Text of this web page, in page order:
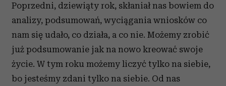
Poprzedni, dziewiąty rok, skłaniał nas bowiem do
analizy, podsumowań, wyciągania wniosków co
nam się udało, co działa, a co nie. Możemy zrobić
już podsumowanie jak na nowo kreować swoje
życie. W tym roku możemy liczyć tylko na siebie,
bo jesteśmy zdani tylko na siebie. Od nas